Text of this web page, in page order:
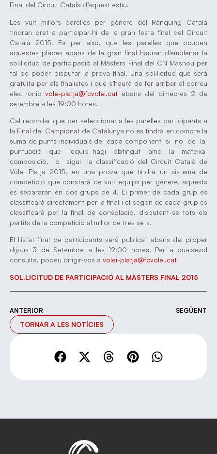
Final del Circuit Català d’aquest estiu.
Les vuit millors parelles per gènere del Rànquing Català
tindran dret a participar-hi de la gran festa final del Circuit
Català 2015. Es per això, que les parelles que ocupen
aquestes places abans de la gran final hauran d’emplenar la
sol·licitud de participació al Màsters Final del CN Masnou per
tal de poder disputar la prova final. Una sol·licitud que serà
gratuïta per als finalistes i que s’haurà de fer arribar al correu
electrònic vole-platja@fcvolei.cat abans del dimecres 2 de
setembre a les 19:00 hores.
Cal recordar que per seleccionar a les parelles participants a
la Final del Campionat de Catalunya no es tindrà en compte la
suma de punts individuals de cada component si no de la
puntuació que l’equip hagi obtingut amb la mateixa
composició, o sigui la classificació del Circuit Català de
Vòlei Platja 2015, en una prova que tindrà un sistema de
competició que constarà de vuit equips per gènere, aquests
es separaran en dos grups de 4. El primer de cada grup es
classificarà directament per la final i el segon de cada grup es
classificarà per la final de consolació, disputant-se tots els
partits de la competició al millor de tres sets.
El llistat final de participants serà publicat abans del proper
dijous 3 de Setembre a les 12:00 hores. Per a qualsevol
consulta, podeu dirigir-vos a volei-platja@fcvolei.cat
SOL.LICITUD DE PARTICIPACIÓ AL MÀSTERS FINAL 2015
ANTERIOR SEGÜENT
TORNAR A LES NOTÍCIES